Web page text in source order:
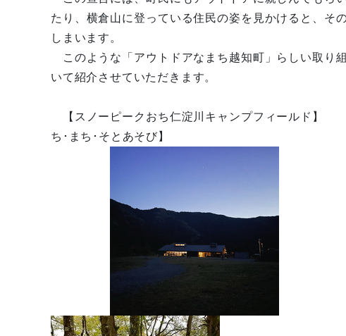
たり、横倉山に登っている住民の姿を見かけると、そ
しまいます。
このような「アウトドアなまち越知町」らしい取り
いて紹介させていただきます。
【スノーピークおち仁淀川キャンプフィ
ち･まち･そとあそび】